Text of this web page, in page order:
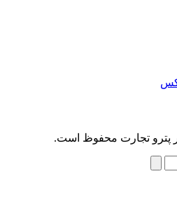
پترو تجارت محفوظ است.